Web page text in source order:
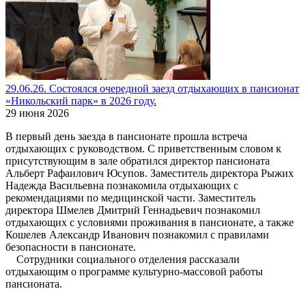
29.06.26. Состоялся очередной заезд отдыхающих в пансионат
«Никольский парк» в 2026 году.
29 июня 2026
В первый день заезда в пансионате прошла встреча
отдыхающих с руководством. С приветственным словом к
присутствующим в зале обратился директор пансионата
Альберт Рафаилович Юсупов. Заместитель директора Рыжих
Надежда Васильевна познакомила отдыхающих с
рекомендациями по медицинской части. Заместитель
директора Шмелев Дмитрий Геннадьевич познакомил
отдыхающих с условиями проживания в пансионате, а также
Кошелев Александр Иванович познакомил с правилами
безопасности в пансионате.
Сотрудники социального отделения рассказали
отдыхающим о программе культурно-массовой работы
пансионата.